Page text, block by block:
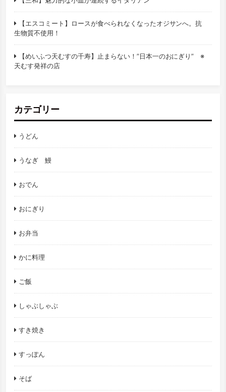
【エスコミート】ロースが食べられなくなったオジサンへ。抗
生物質不使用！
【めいふつ天むすの千寿】止まらない！”日本一のおにぎり” ※
天むす発祥の店
カテゴリー
うどん
うなぎ 鰻
おでん
おにぎり
お弁当
かに料理
ご飯
しゃぶしゃぶ
すき焼き
すっぽん
そば